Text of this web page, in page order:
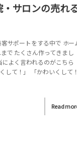
サロンの売れ
サポートをする中で ホー
で たくさん作ってきまし
よく言われるのがこちら
して！」 「かわいくして！
Read